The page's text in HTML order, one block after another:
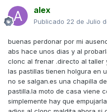
alex
Publicado 22 de Julio
buenas perdonar por mi
abs hace unos dias y al
clonc al frenar .directo al taller
las pastillas tienen holgura en
no se salgan.es una chapilla
pastilla.la moto de casa viene
simplemente hay que